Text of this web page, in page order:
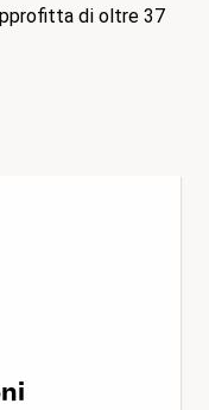
di oltre 37